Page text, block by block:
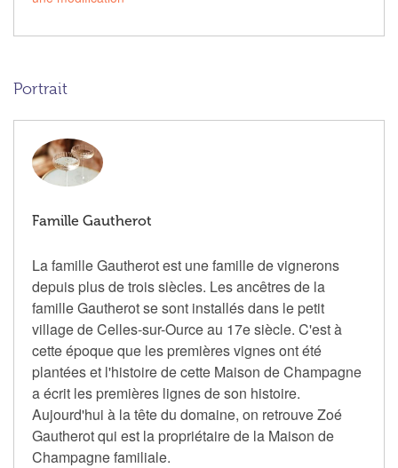
Portrait
Famille Gautherot
La famille Gautherot est une famille de vignerons
depuis plus de trois siècles. Les ancêtres de la
famille Gautherot se sont installés dans le petit
village de Celles-sur-Ource au 17e siècle. C'est à
cette époque que les premières vignes ont été
plantées et l'histoire de cette Maison de Champagne
a écrit les premières lignes de son histoire.
Aujourd'hui à la tête du domaine, on retrouve Zoé
Gautherot qui est la propriétaire de la Maison de
Champagne familiale.